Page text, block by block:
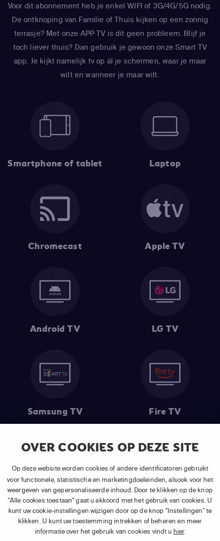
OVER COOKIES OP DEZE SITE
Op deze website worden cookies of andere identificatoren gebruikt
voor functionele, statistische en marketingdoeleinden, alsook voor het
weergeven van gepersonaliseerde inhoud. Door te klikken op de knop
"Alle cookies toestaan" gaat u akkoord met het gebruik van cookies. U
kunt uw cookie-instellingen wijzigen door op de knop "Instellingen" te
klikken. U kunt uw toestemming intrekken of beheren en meer
informatie over het gebruik van cookies vindt u hier.
Voor dit abonnement heb je enkel WIFI of 3G/4G/5G nodig.
De ontknoping van Familie of Thuis kijken op een zonnig
terrasje? Met onze APP TV is dit geen probleem. Blijf je
toch liever thuis? Dan gebruik je gewoon onze Smart TV
app. Je kijkt namelijk tv op ál je schermen, waar je maar
wilt en wanneer je maar wilt.
Smartphone of tablet Laptop
Chromecast Apple TV
Android TV LG TV
Samsung TV Fire TV
(1) De eerste 30 dagen gratis: Geldig op alle nieuwe abonnementen
van APP TV Light, Basic of Plus.
(2) Prijs abonnement : Incl. BTW.
(3) Restart & Replayis beschikbaar voorvolgende zendersafhankelijk
van je gekozen pakket.